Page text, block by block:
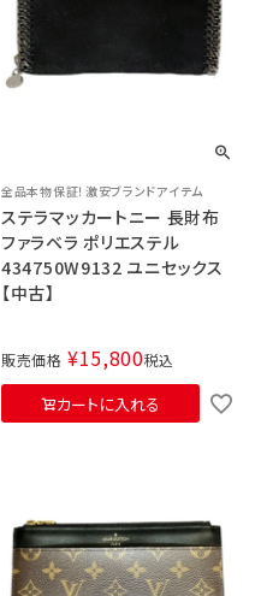
全品本物保証！激安ブランドアイテム
ステラマッカートニー 長財布
ファラベラ ポリエステル
434750W9132 ユニセックス
【中古】
販売価格 ¥15,800税込
カートに入れる